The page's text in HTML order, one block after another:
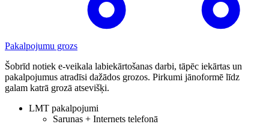
Pakalpojumu grozs
Šobrīd notiek e-veikala labiekārtošanas darbi, tāpēc iekārtas un
pakalpojumus atradīsi dažādos grozos. Pirkumi jānoformē līdz
galam katrā grozā atsevišķi.
LMT pakalpojumi
Sarunas + Internets telefonā